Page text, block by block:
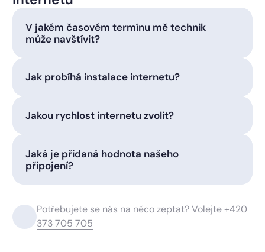
V jakém časovém termínu mě technik
může navštívit?
Jak probíhá instalace internetu?
Jakou rychlost internetu zvolit?
Jaká je přidaná hodnota našeho
připojení?
Potřebujete se nás na něco zeptat? Volejte+420
373 705 705